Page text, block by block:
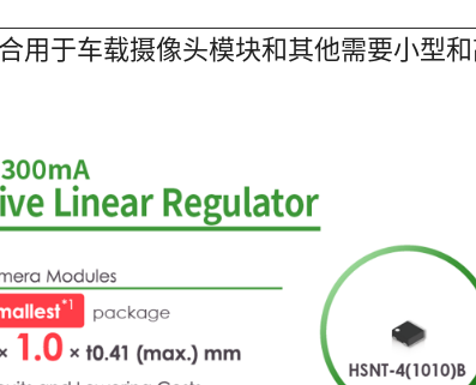
用于车载摄像头模块和其他需要小型